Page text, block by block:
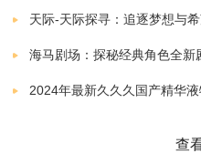
主线任务：通过完成主线
v1.0.5 153.92 MB
v1.0.5 153.92 MB
天际-天际探寻：追逐梦想与
查